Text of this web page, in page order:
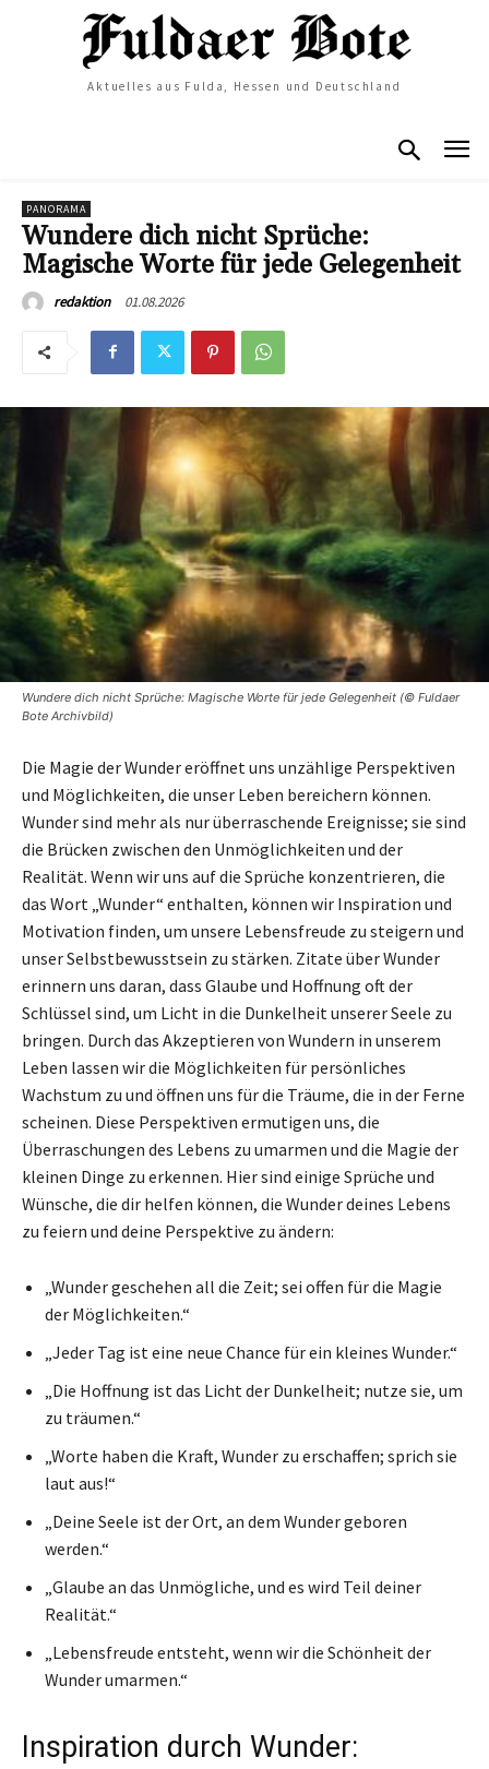
Aktuelles aus Fulda, Hessen und Deutschland
PANORAMA
Wundere dich nicht Sprüche:
Magische Worte für jede Gelegenheit
redaktion 01.08.2026
Wundere dich nicht Sprüche: Magische Worte für jede Gelegenheit (© Fuldaer
Bote Archivbild)
Die Magie der Wunder eröffnet uns unzählige Perspektiven
und Möglichkeiten, die unser Leben bereichern können.
Wunder sind mehr als nur überraschende Ereignisse; sie sind
die Brücken zwischen den Unmöglichkeiten und der
Realität. Wenn wir uns auf die Sprüche konzentrieren, die
das Wort „Wunder“ enthalten, können wir Inspiration und
Motivation finden, um unsere Lebensfreude zu steigern und
unser Selbstbewusstsein zu stärken. Zitate über Wunder
erinnern uns daran, dass Glaube und Hoffnung oft der
Schlüssel sind, um Licht in die Dunkelheit unserer Seele zu
bringen. Durch das Akzeptieren von Wundern in unserem
Leben lassen wir die Möglichkeiten für persönliches
Wachstum zu und öffnen uns für die Träume, die in der Ferne
scheinen. Diese Perspektiven ermutigen uns, die
Überraschungen des Lebens zu umarmen und die Magie der
kleinen Dinge zu erkennen. Hier sind einige Sprüche und
Wünsche, die dir helfen können, die Wunder deines Lebens
zu feiern und deine Perspektive zu ändern:
„Wunder geschehen all die Zeit; sei offen für die Magie
der Möglichkeiten.“
„Jeder Tag ist eine neue Chance für ein kleines Wunder.“
„Die Hoffnung ist das Licht der Dunkelheit; nutze sie, um
zu träumen.“
„Worte haben die Kraft, Wunder zu erschaffen; sprich sie
laut aus!“
„Deine Seele ist der Ort, an dem Wunder geboren
werden.“
„Glaube an das Unmögliche, und es wird Teil deiner
Realität.“
„Lebensfreude entsteht, wenn wir die Schönheit der
Wunder umarmen.“
Inspiration durch Wunder: